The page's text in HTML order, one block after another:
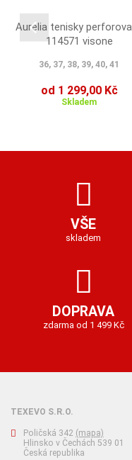
Aurelia tenisky
114571 visone
36, 37, 38, 39, 40, 41
od 1 299,00 Kč
Skladem
VŠE
skladem
DOPRAVA
zdarma od 1 499 Kč
TEXEVO S.R.O.
Poličská 342 (mapa)
Hlinsko v Čechách 539 01
Česká republika